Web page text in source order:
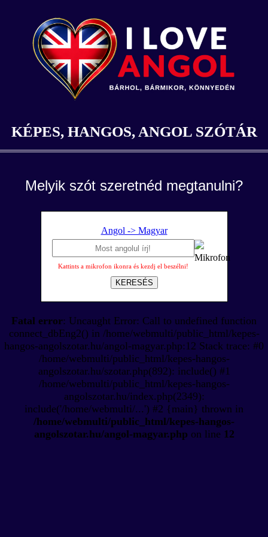
KÉPES, HANGOS, ANGOL SZÓTÁR
Melyik szót szeretnéd megtanulni?
Angol -> Magyar
Kattints a mikrofon ikonra és kezdj el beszélni!
KERESÉS
Fatal error: Uncaught Error: Call to undefined function
connect_dbEng2() in /home/webmulti/public_html/kepes-
hangos-angolszotar.hu/angol-magyar.php:12 Stack trace: #0
/home/webmulti/public_html/kepes-hangos-
angolszotar.hu/szotar.php(892): include() #1
/home/webmulti/public_html/kepes-hangos-
angolszotar.hu/index.php(2349):
include('/home/webmulti/...') #2 {main} thrown in
/home/webmulti/public_html/kepes-hangos-
angolszotar.hu/angol-magyar.php on line 12